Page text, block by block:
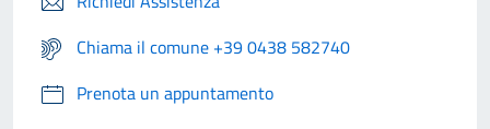
Chiama il comune +39 0438 582740
Prenota un appuntamento